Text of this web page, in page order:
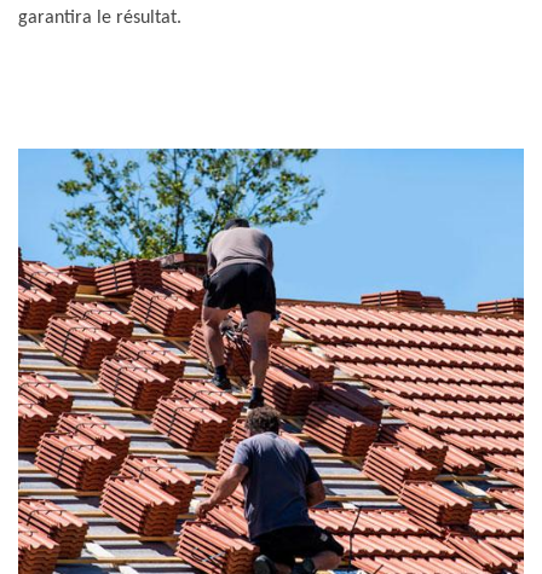
garantira le résultat.